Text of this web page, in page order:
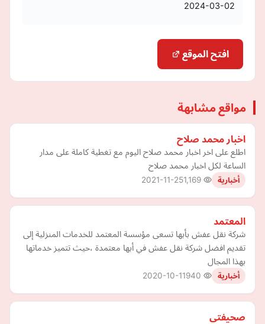
2024-03-02
افتح الموقع
مواقع مشابهة
اخبار محمد صلاح
اطلع على اخر اخبار محمد صلاح اليوم مع تغطية كاملة على مدار
الساعة لكل اخبار محمد صلاح
أخبارية 2021-11-25
المعتمد
شركة نقل عفش بأبها تسعى مؤسسة المعتمد للخدمات المنزلية إلى
تقديم افضل شركة نقل عفش في أبها معتمدة ،حيث تتميز خدماتها
بهذا المجال
أخبارية 2020-10-11
صحيفتي